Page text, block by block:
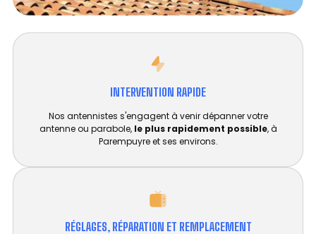
INTERVENTION RAPIDE
Nos antennistes s'engagent à venir dépanner votre
antenne ou parabole, le plus rapidement possible, à
Parempuyre et ses environs.
RÉGLAGES, RÉPARATION ET REMPLACEMENT​